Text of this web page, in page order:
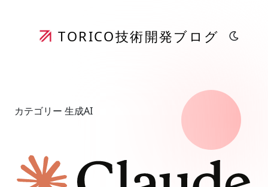
TORICO技術開発ブログ
カテゴリー 生成AI